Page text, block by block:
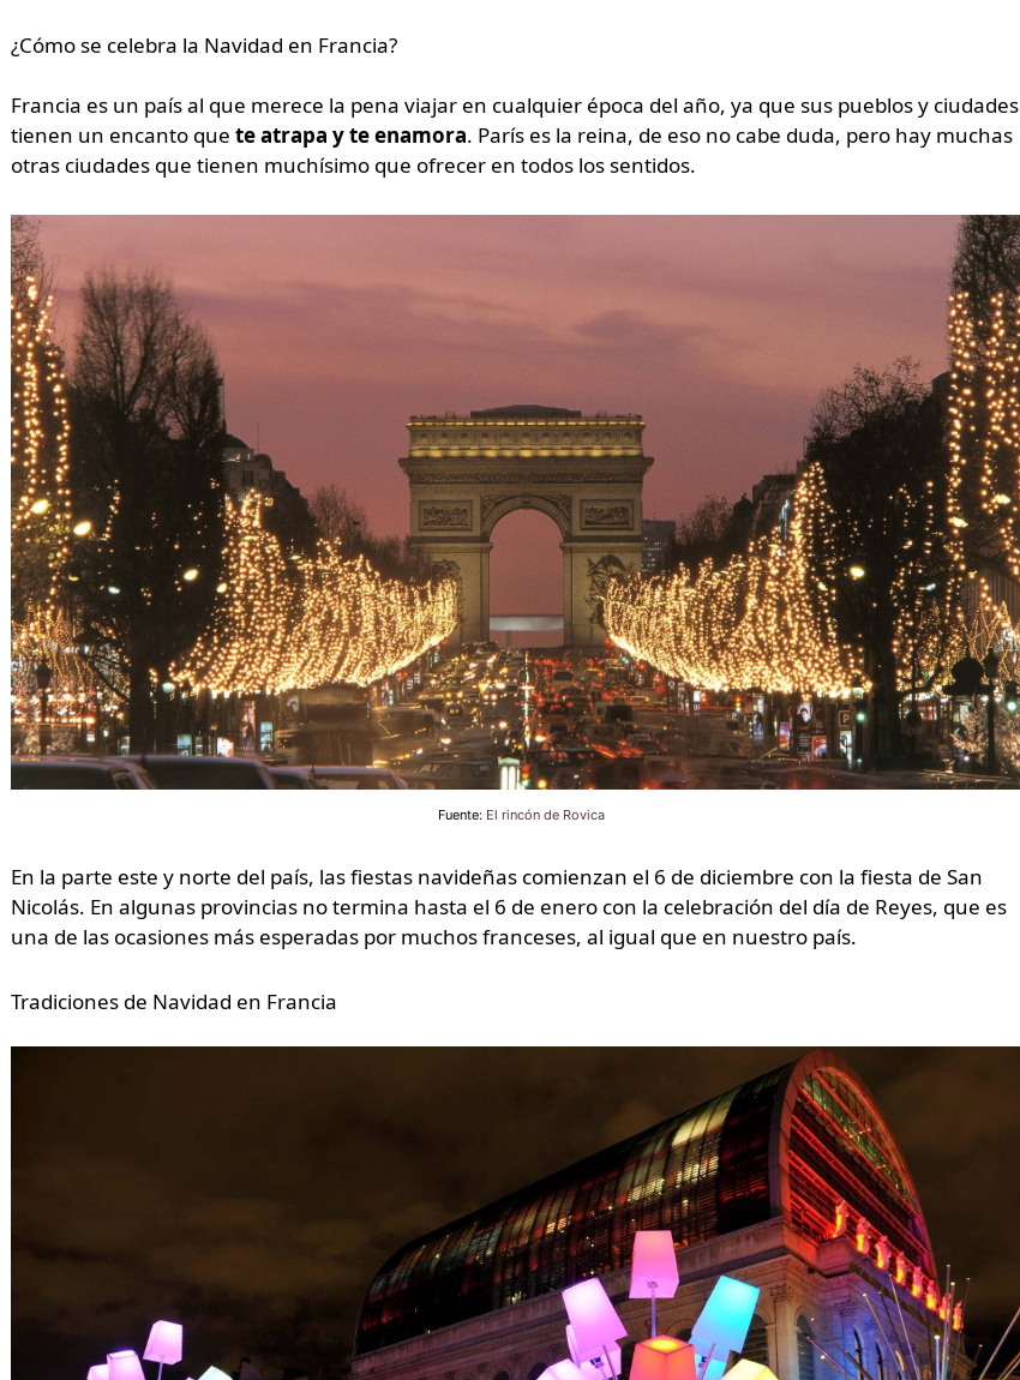
¿Cómo se celebra la Navidad en Francia?
Francia es un país al que merece la pena viajar en cualquier época del año, ya que sus pueblos y ciudades
tienen un encanto que te atrapa y te enamora. París es la reina, de eso no cabe duda, pero hay muchas
otras ciudades que tienen muchísimo que ofrecer en todos los sentidos.
Fuente: El rincón de Rovica
En la parte este y norte del país, las fiestas navideñas comienzan el 6 de diciembre con la fiesta de San
Nicolás. En algunas provincias no termina hasta el 6 de enero con la celebración del día de Reyes, que es
una de las ocasiones más esperadas por muchos franceses, al igual que en nuestro país.
Tradiciones de Navidad en Francia